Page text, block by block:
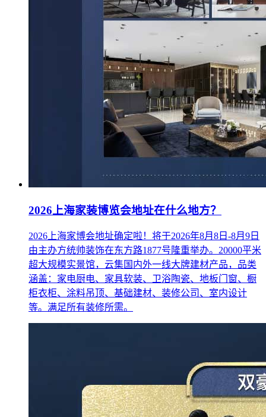
2026上海家装博览会地址在什么地方？
2026上海家博会地址确定啦！将于2026年8月8日-8月9日
由主办方统帅装饰在东方路1877号隆重举办。20000平米
超大规模实景馆，云集国内外一线大牌建材产品，品类
涵盖：家电厨电、家具软装、卫浴陶瓷、地板门窗、橱
柜衣柜、涂料吊顶、基础建材、装修公司、室内设计
等。满足所有装修所需。